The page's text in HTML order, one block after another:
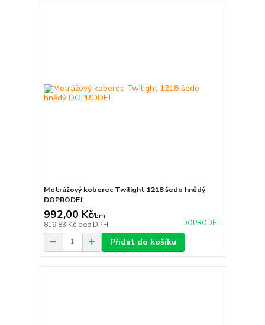
Metrážový koberec Twilight 1218 šedo hnědý
DOPRODEJ
992,00 Kč/bm
819,83 Kč bez DPH DOPRODEJ
Přidat do košíku